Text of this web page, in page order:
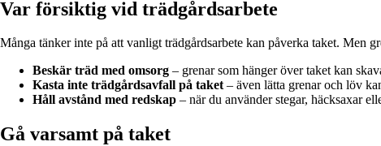
Var försiktig vid trädgårdsarbete
Många tänker inte på att vanligt trädgårdsarbete kan påverka taket. Men
Beskär träd med omsorg – grenar som hänger över taket kan
Kasta inte trädgårdsavfall på taket– även lätta grenar och löv
Håll avstånd med redskap – när du använder stegar, häcksaxar
Gå varsamt på taket